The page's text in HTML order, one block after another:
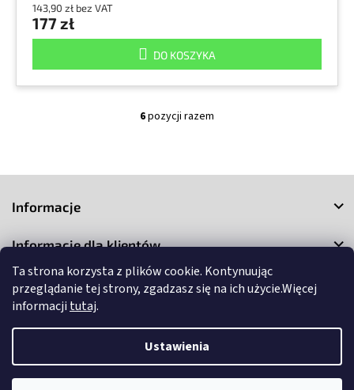
Ta strona korzysta z plików cookie. Kontynuując
przeglądanie tej strony, zgadzasz się na ich użycie.Więcej
informacji tutaj.
Ustawienia
143,90 zł bez VAT
177 zł
DO KOSZYKA
K
i
i
s
6pozycji razem
k
Informacje
Informacje dla klientów
Kontakt